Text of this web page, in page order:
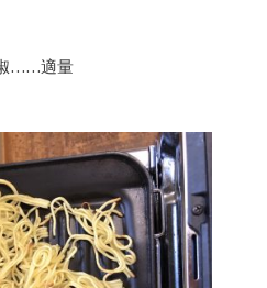
……適量